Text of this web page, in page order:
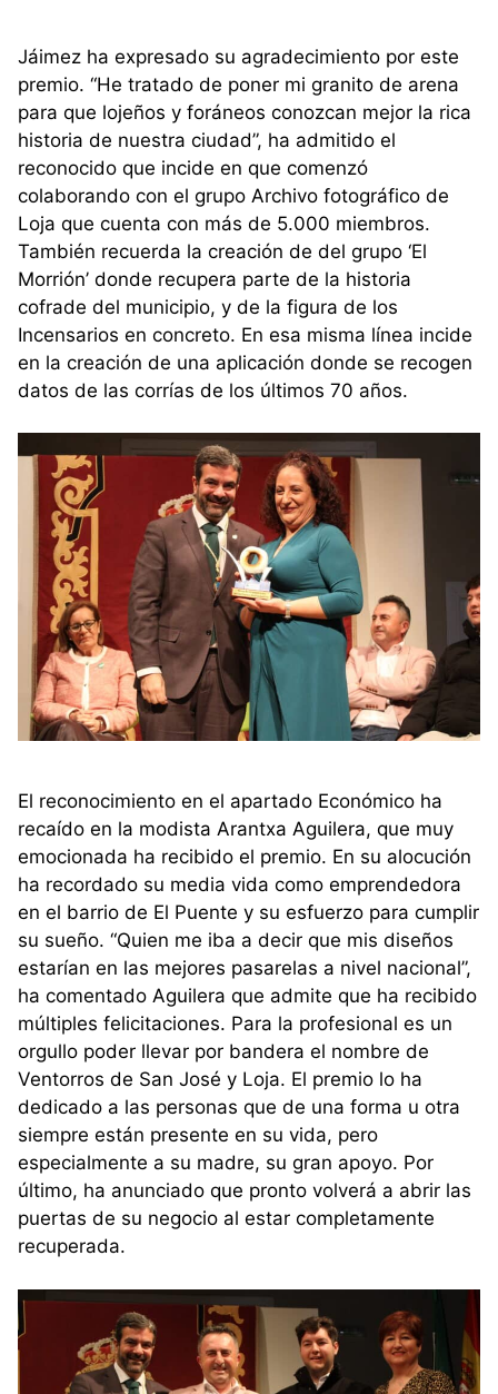
Jáimez ha expresado su agradecimiento por este
premio. “He tratado de poner mi granito de arena
para que lojeños y foráneos conozcan mejor la rica
historia de nuestra ciudad”, ha admitido el
reconocido que incide en que comenzó
colaborando con el grupo Archivo fotográfico de
Loja que cuenta con más de 5.000 miembros.
También recuerda la creación de del grupo ‘El
Morrión’ donde recupera parte de la historia
cofrade del municipio, y de la figura de los
Incensarios en concreto. En esa misma línea incide
en la creación de una aplicación donde se recogen
datos de las corrías de los últimos 70 años.
El reconocimiento en el apartado Económico ha
recaído en la modista Arantxa Aguilera, que muy
emocionada ha recibido el premio. En su alocución
ha recordado su media vida como emprendedora
en el barrio de El Puente y su esfuerzo para cumplir
su sueño. “Quien me iba a decir que mis diseños
estarían en las mejores pasarelas a nivel nacional”,
ha comentado Aguilera que admite que ha recibido
múltiples felicitaciones. Para la profesional es un
orgullo poder llevar por bandera el nombre de
Ventorros de San José y Loja. El premio lo ha
dedicado a las personas que de una forma u otra
siempre están presente en su vida, pero
especialmente a su madre, su gran apoyo. Por
último, ha anunciado que pronto volverá a abrir las
puertas de su negocio al estar completamente
recuperada.